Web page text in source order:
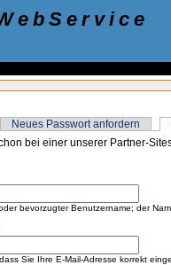
Neues Passwort anfordern
bei einer unserer Partner-
bevorzugter Benutzername; der
Sie Ihre E-Mail-Adresse korrekt